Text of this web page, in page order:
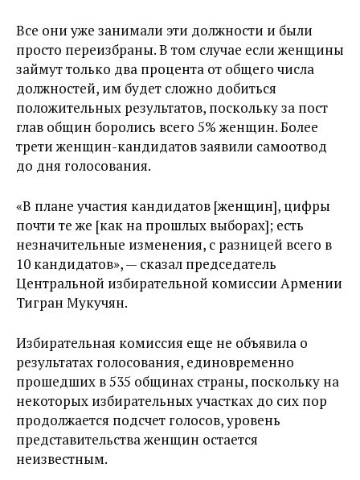
Все они уже занимали эти должности и были
просто переизбраны. В том случае если женщины
займут только два процента от общего числа
должностей, им будет сложно добиться
положительных результатов, поскольку за пост
глав общин боролись всего 5% женщин. Более
трети женщин-кандидатов заявили самоотвод
до дня голосования.
«В плане участия кандидатов [женщин], цифры
почти те же [как на прошлых выборах]; есть
незначительные изменения, с разницей всего в
10 кандидатов», — сказал председатель
Центральной избирательной комиссии Армении
Тигран Мукучян.
Избирательная комиссия еще не объявила о
результатах голосования, единовременно
прошедших в 535 общинах страны, поскольку на
некоторых избирательных участках до сих пор
продолжается подсчет голосов, уровень
представительства женщин остается
неизвестным.